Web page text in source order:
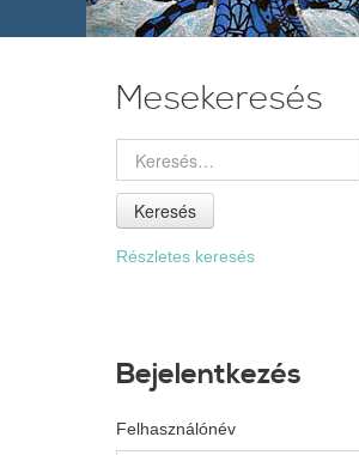
Mesekeresés
Keresés
Részletes keresés
Bejelentkezés
Felhasználónév